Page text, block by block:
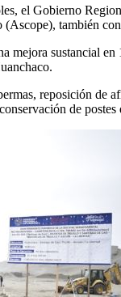
el Gobierno
también
mejora sustancial
reposición de
de postes